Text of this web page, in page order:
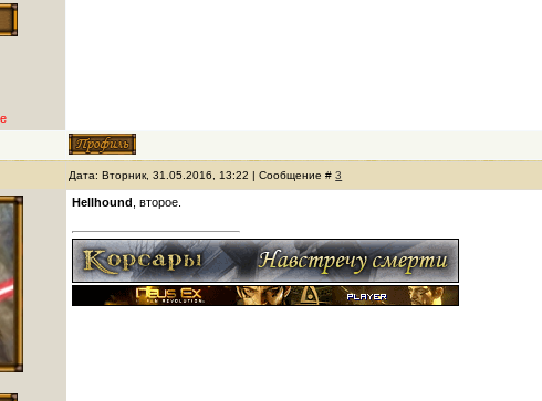
Дата: Вторник, 31.05.2016, 13:22 | Сообщение #3
Hellhound , второе.